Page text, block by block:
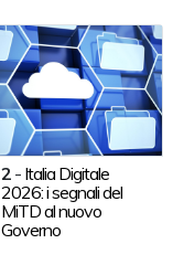
2 - Italia Digitale
2026: i segnali del
MiTD al nuovo
Governo